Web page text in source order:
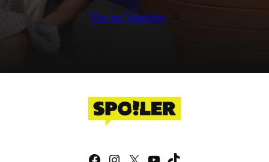
Ver en Youtube
Facebook
Instagram
X YouTube